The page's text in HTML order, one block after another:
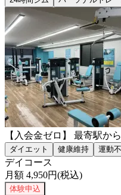
【入会金ゼロ】 最寄駅か
ダイエット 健康維持 運動
デイコース
月額 4,950円(税込)
体験申込